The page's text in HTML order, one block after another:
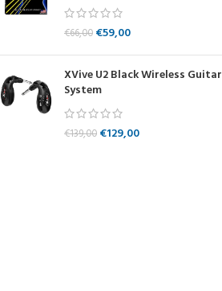
€66,00 €59,00
XVive U2 Black Wireless Guitar
System
€139,00 €129,00